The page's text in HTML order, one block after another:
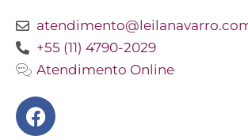
+55 (11) 4790-2029
Atendimento Online
Facebook
Instagram
Twitter
Youtube
Linkedin
Slideshare